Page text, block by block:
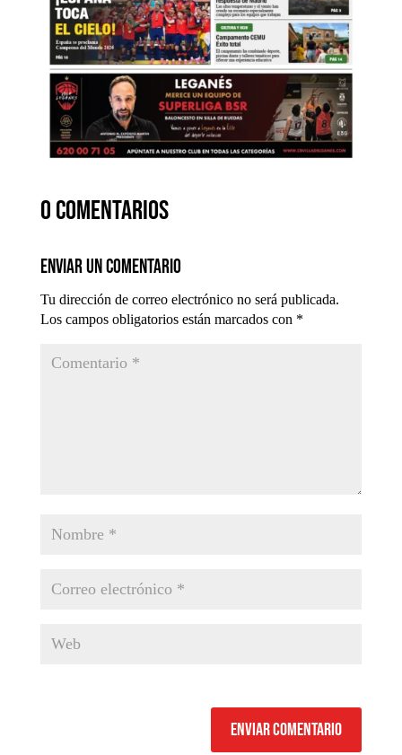
0 comentarios
Enviar un comentario
Tu dirección de correo electrónico no será publicada.
Los campos obligatorios están marcados con *
Enviar comentario